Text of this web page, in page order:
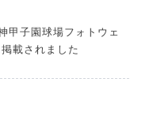
甲子園球場フォトウェ
載されました